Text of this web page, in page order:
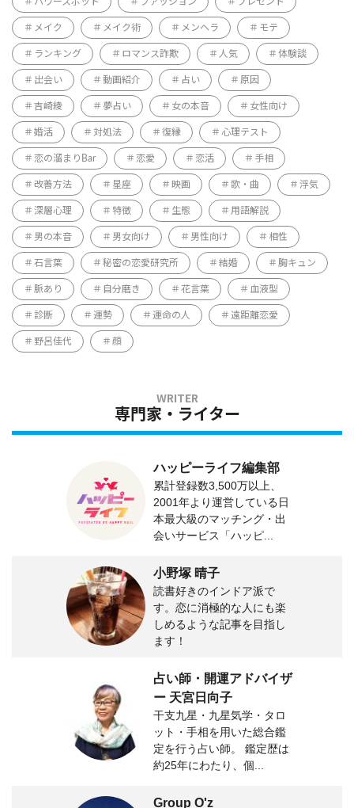
メイク メイク術 メンヘラ モテ
ランキング ロマンス詐欺 人気 体験談
出会い 動画紹介 占い 原因
吉崎綾 夢占い 女の本音 女性向け
婚活 対処法 復縁 心理テスト
恋の溜まりBar 恋愛 恋活 手相
改善方法 星座 映画 歌・曲 浮気
深層心理 特徴 生態 用語解説
男の本音 男女向け 男性向け 相性
石言葉 秘密の恋愛研究所 結婚 胸キュン
脈あり 自分磨き 花言葉 血液型
診断 運勢 運命の人 遠距離恋愛
野呂佳代 顔
専門家・ライター
ハッピーライフ編集部
累計登録数3,500万以上、
2001年より運営している日
本最大級のマッチング・出
会いサービス「ハッピ...
小野塚 晴子
読書好きのインドア派で
す。恋に消極的な人にも楽
しめるような記事を目指し
ます！
占い師・開運アドバイザ
ー 天宮日向子
干支九星・九星気学・タロ
ット・手相を用いた総合鑑
定を行う占い師。 鑑定歴は
約25年にわたり、個...
Group O'z